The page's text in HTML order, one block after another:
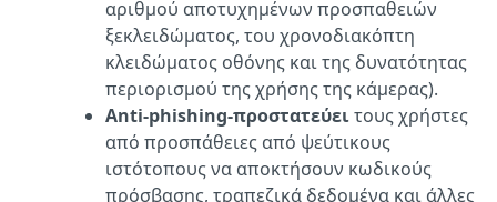
αριθμού αποτυχημένων προσπαθειών
ξεκλειδώματος, του χρονοδιακόπτη
κλειδώματος οθόνης και της δυνατότητας
περιορισμού της χρήσης της κάμερας).
Anti-phishing-προστατεύειτους χρήστες
από προσπάθειες από ψεύτικους
ιστότοπους να αποκτήσουν κωδικούς
πρόσβασης, τραπεζικά δεδομένα και άλλες